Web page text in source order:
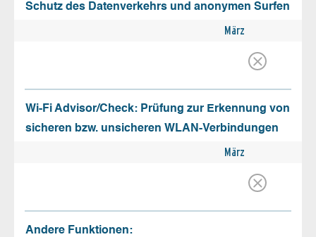
Schutz des Datenverkehrs und anonymen Surfen
März
Wi-Fi Advisor/Check: Prüfung zur Erkennung von
sicheren bzw. unsicheren WLAN-Verbindungen
März
Andere Funktionen: